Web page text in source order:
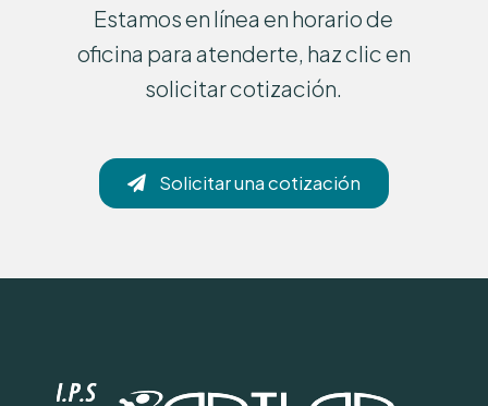
Estamos en línea en horario de
oficina para atenderte, haz clic en
solicitar cotización.
Solicitar una cotización